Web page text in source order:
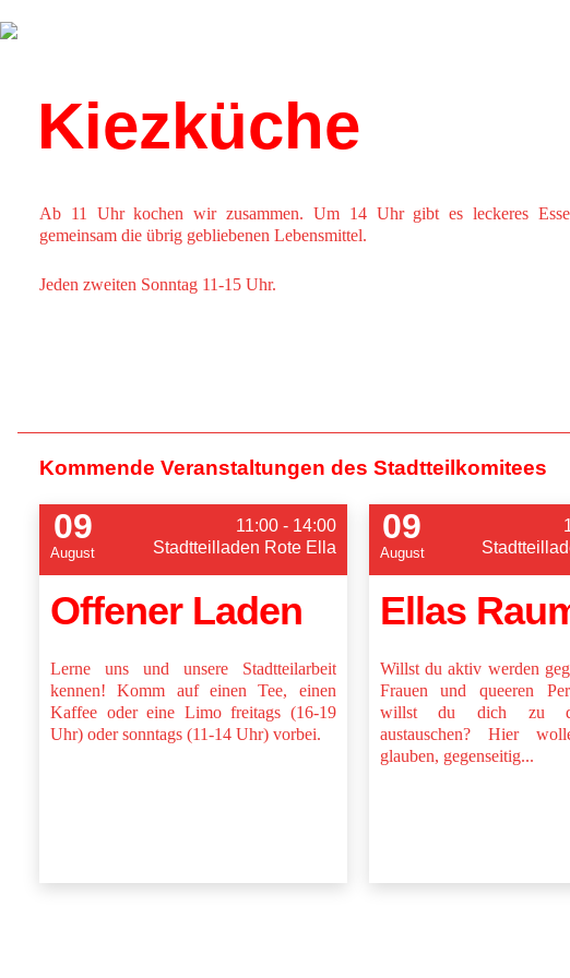
Kiezküche
Ab 11 Uhr kochen wir zusammen. Um 14 Uhr gibt es leckeres
gemeinsam die übrig gebliebenen Lebensmittel.
Jeden zweiten Sonntag 11-15 Uhr.
Kommende Veranstaltungen des Stadtteilkomitees
09
August
11:00 - 14:00
Stadtteilladen Rote Ella
Offener Laden
Lerne uns und unsere Stadtteilarbeit
kennen! Komm auf einen Tee, einen
Kaffee oder eine Limo freitags (16-19
Uhr) oder sonntags (11-14 Uhr) vorbei.
09
August
Ellas
Willst du aktiv werden
Frauen und queeren
willst du dich zu
austauschen? Hier
glauben, gegenseitig...